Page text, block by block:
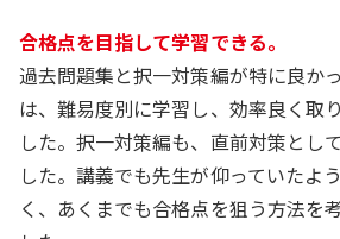
合格点を目指して学習できる。
過去問題集と択一対策編が特に良か
は、難易度別に学習し、効率良く取
した。択一対策編も、直前対策とし
した。講義でも先生が仰っていたよ
く、あくまでも合格点を狙う方法を